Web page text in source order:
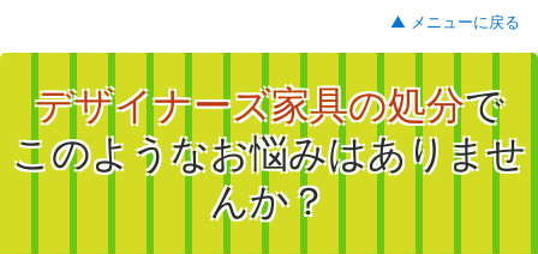
▲ メニューに戻る
デザイナーズ家具の処分で
このようなお悩みはありませ
んか？